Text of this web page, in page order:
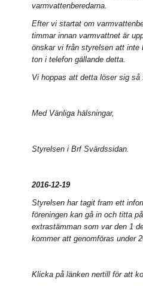
varmvattenberedarna.
Efter vi startat om
timmar innan varmvattnet är
önskar vi från styrelsen att inte
ton i telefon gällande detta.
Vi hoppas att detta löser sig
Med Vänliga hälsningar,
Styrelsen i Brf Svärdssidan.
2016-12-19
Styrelsen har tagit fram ett
föreningen kan gå in och titta
extrastämman som var den 1
kommer att genomföras under
Klicka på länken nertill för att